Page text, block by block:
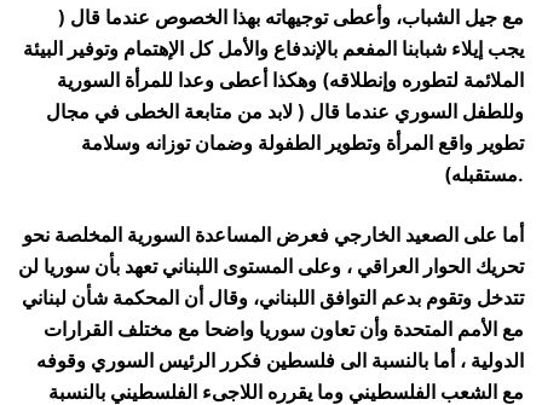
مع جيل الشباب، وأعطى توجيهاته بهذا الخصوص عندما قال (
يجب إيلاء شبابنا المفعم بالإندفاع والأمل كل الإهتمام وتوفير البيئة
الملائمة لتطوره وإنطلاقه) وهكذا أعطى وعدا للمرأة السورية
وللطفل السوري عندما قال ( لابد من متابعة الخطى في مجال
تطوير واقع المرأة وتطوير الطفولة وضمان توزانه وسلامة
مستقبله).
أما على الصعيد الخارجي فعرض المساعدة السورية المخلصة نحو
تحريك الحوار العراقي ، وعلى المستوى اللبناني تعهد بأن سوريا لن
تتدخل وتقوم بدعم التوافق اللبناني، وقال أن المحكمة شأن لبناني
مع الأمم المتحدة وأن تعاون سوريا واضحا مع مختلف القرارات
الدولية ، أما بالنسبة الى فلسطين فكرر الرئيس السوري وقوفه
مع الشعب الفلسطيني وما يقرره اللاجىء الفلسطيني بالنسبة